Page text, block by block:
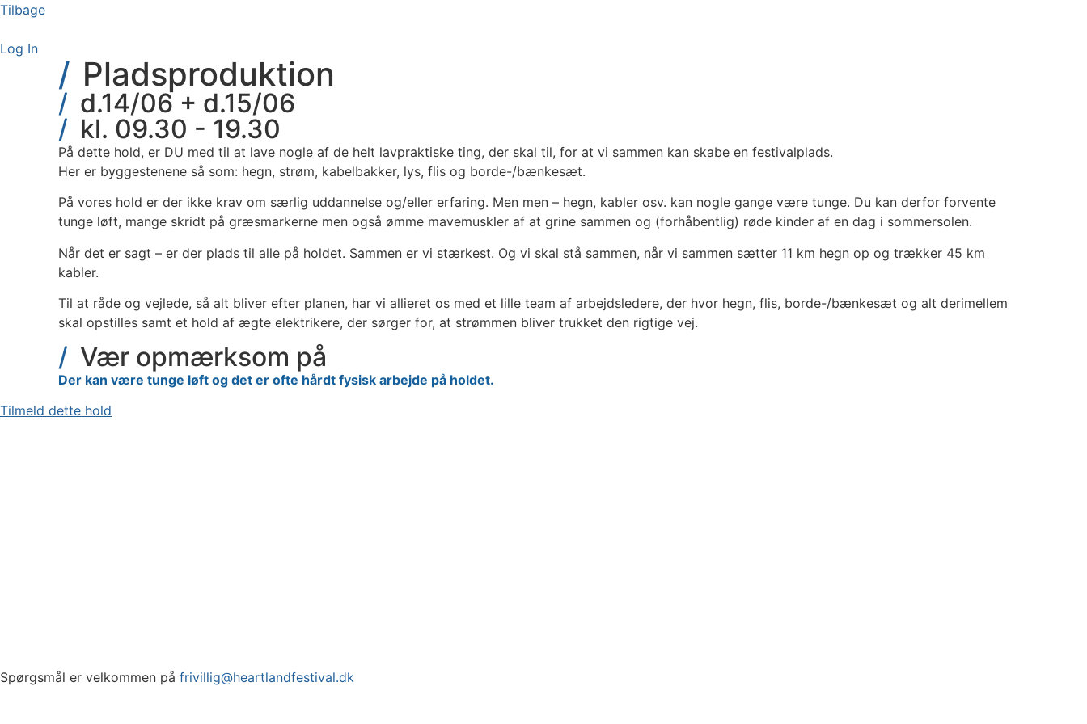
Videre
indhold
Tilbage
Log In
Pladsproduktion
d.14/06 + d.15/06
kl. 09.30 - 19.30
På dette hold, er DU med til at lave nogle af de helt lavpraktiske ting, der skal til, for at vi sammen kan skabe en festivalplads.
Her er byggestenene så som: hegn, strøm, kabelbakker, lys, flis og borde-/bænkesæt.
På vores hold er der ikke krav om særlig uddannelse og/eller erfaring. Men men – hegn, kabler osv. kan nogle gange være tunge. Du kan derfor forvente
tunge løft, mange skridt på græsmarkerne men også ømme mavemuskler af at grine sammen og (forhåbentlig) røde kinder af en dag i sommersolen.
Når det er sagt – er der plads til alle på holdet. Sammen er vi stærkest. Og vi skal stå sammen, når vi sammen sætter 11 km hegn op og trækker 45 km
kabler.
Til at råde og vejlede, så alt bliver efter planen, har vi allieret os med et lille team af arbejdsledere, der hvor hegn, flis, borde-/bænkesæt og alt derimellem
skal opstilles samt et hold af ægte elektrikere, der sørger for, at strømmen bliver trukket den rigtige vej.
Vær opmærksom på
Der kan være tunge løft og det er ofte hårdt fysisk arbejde på holdet.
Tilmeld dette hold
Spørgsmål er velkommen på frivillig@heartlandfestival.dk